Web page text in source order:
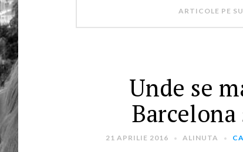
ARTICOLE PE
Unde se
21 APRILIE 2016 ALINUTA